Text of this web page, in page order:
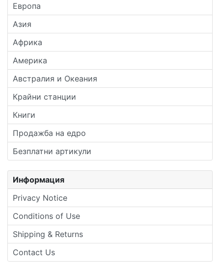
Европа
Азия
Африка
Америка
Австралия и Океания
Крайни станции
Книги
Продажба на едро
Безплатни артикули
Информация
Privacy Notice
Conditions of Use
Shipping & Returns
Contact Us